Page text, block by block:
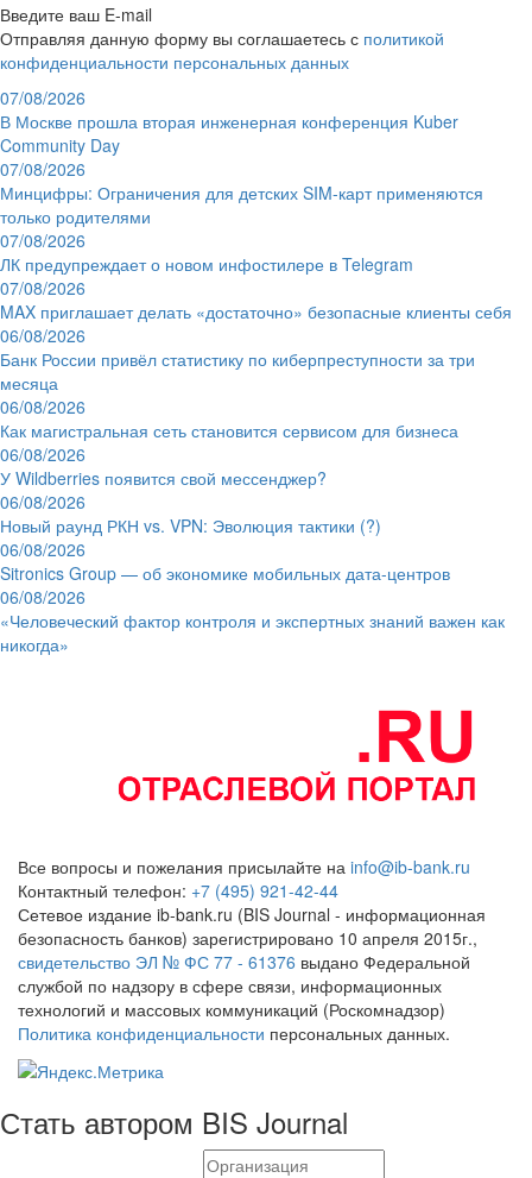
Введите ваш E-mail
Отправляя данную форму вы соглашаетесь с политикой
конфиденциальности персональных данных
07/08/2026
В Москве прошла вторая инженерная конференция Kuber
Community Day
07/08/2026
Минцифры: Ограничения для детских SIM-карт применяются
только родителями
07/08/2026
ЛК предупреждает о новом инфостилере в Telegram
07/08/2026
MAX приглашает делать «достаточно» безопасные клиенты себя
06/08/2026
Банк России привёл статистику по киберпреступности за три
месяца
06/08/2026
Как магистральная сеть становится сервисом для бизнеса
06/08/2026
У Wildberries появится свой мессенджер?
06/08/2026
Новый раунд РКН vs. VPN: Эволюция тактики (?)
06/08/2026
Sitronics Group — об экономике мобильных дата-центров
06/08/2026
«Человеческий фактор контроля и экспертных знаний важен как
никогда»
Все вопросы и пожелания присылайте на info@ib-bank.ru
Контактный телефон: +7 (495) 921-42-44
Сетевое издание ib-bank.ru (BIS Journal - информационная
безопасность банков) зарегистрировано 10 апреля 2015г.,
свидетельство ЭЛ № ФС 77 - 61376 выдано Федеральной
службой по надзору в сфере связи, информационных
технологий и массовых коммуникаций (Роскомнадзор)
Политика конфиденциальности персональных данных.
Стать автором BIS Journal